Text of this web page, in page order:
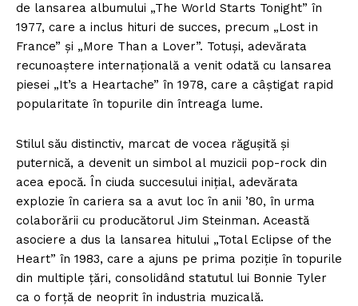
de lansarea albumului „The World Starts Tonight” în
1977, care a inclus hituri de succes, precum „Lost in
France” și „More Than a Lover”. Totuși, adevărata
recunoaștere internațională a venit odată cu lansarea
piesei „It’s a Heartache” în 1978, care a câștigat rapid
popularitate în topurile din întreaga lume.
Stilul său distinctiv, marcat de vocea răgușită și
puternică, a devenit un simbol al muzicii pop-rock din
acea epocă. În ciuda succesului inițial, adevărata
explozie în cariera sa a avut loc în anii ’80, în urma
colaborării cu producătorul Jim Steinman. Această
asociere a dus la lansarea hitului „Total Eclipse of the
Heart” în 1983, care a ajuns pe prima poziție în topurile
din multiple țări, consolidând statutul lui Bonnie Tyler
ca o forță de neoprit în industria muzicală.